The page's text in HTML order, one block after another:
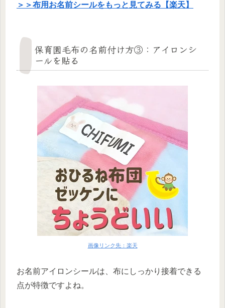
＞＞布用お名前シールをもっと見てみる【楽天】
保育園毛布の名前付け方③：アイロンシ
ールを貼る
画像リンク先：楽天
お名前アイロンシールは、布にしっかり接着できる
点が特徴ですよね。